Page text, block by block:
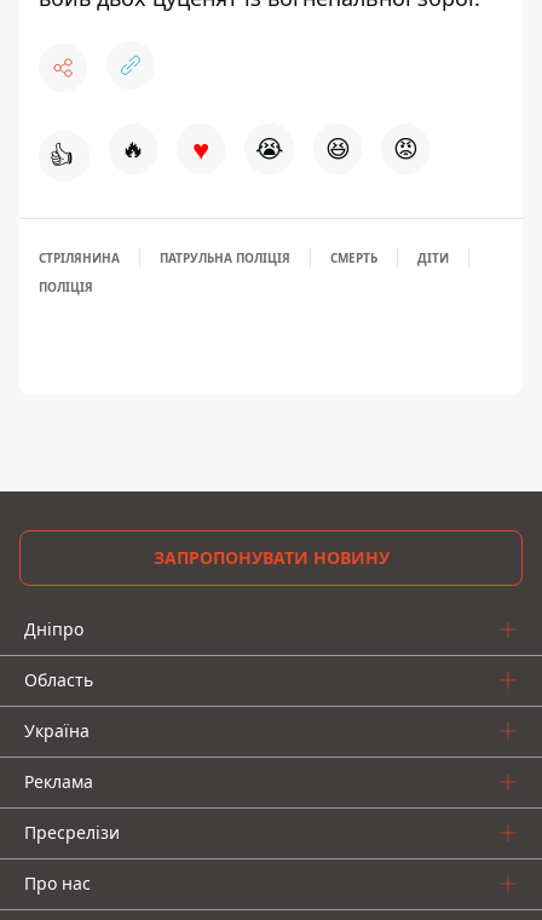
👍 🔥 ♥ 😭 😆 😡
СТРІЛЯНИНА ПАТРУЛЬНА ПОЛІЦІЯ СМЕРТЬ
ДІТИ
ПОЛІЦІЯ
ЗАПРОПОНУВАТИ НОВИНУ
Дніпро
Область
Україна
Реклама
Пресрелізи
Про нас